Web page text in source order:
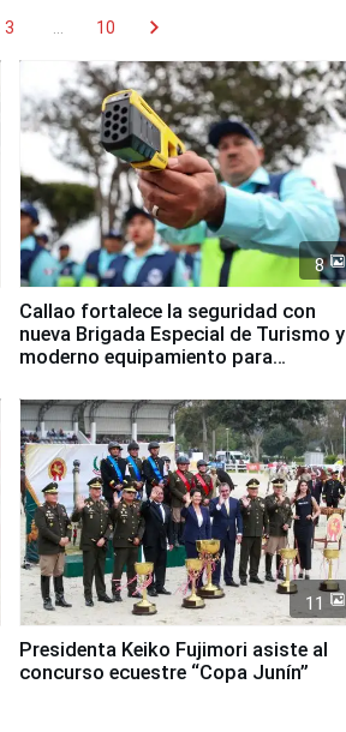
3 10 chevron_right
8
Callao fortalece la seguridad con
nueva Brigada Especial de Turismo y
moderno equipamiento para
11
Presidenta Keiko Fujimori asiste al
concurso ecuestre “Copa Junín”